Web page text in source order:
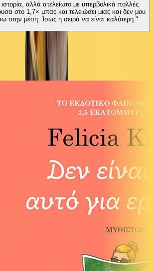
αλλά ατελείωτο με υπερβολικά πολλές
στο 1,7× μπας και τελειώσει μιας και δεν μου
στην μέση. Ίσως η σειρά να είναι καλύτερη."